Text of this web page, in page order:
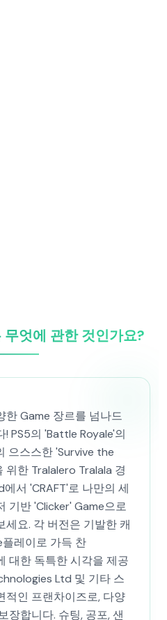
엇에 관한 것인가요?
한 Game 장르를 넘나드
PS5의 'Battle Royale'의
으스스한 'Survive the
위한 Tralalero Tralala 경
서 'CRAFT'로 나만의 세
기반 'Clicker' Game으로
세요. 각 버전은 기발한 캐
레이로 가득 찬
대한 독특한 시각을 제공
Ltd 및 기타 스
적인 프랜차이즈로, 다양
장합니다. 슈팅, 공포, 샌